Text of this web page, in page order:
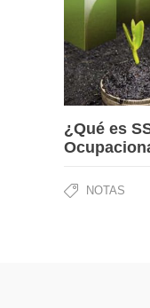
¿Qué es
NOTAS